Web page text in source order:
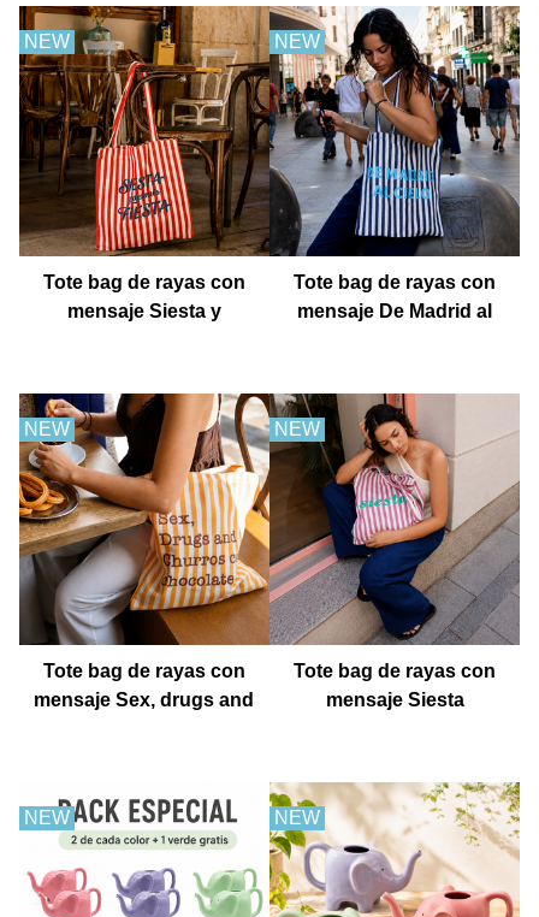
NEW
Tote bag de rayas con
mensaje Siesta y
NEW
Tote bag de rayas con
mensaje De Madrid al
NEW
Tote bag de rayas con
mensaje Sex, drugs and
NEW
Tote bag de rayas con
mensaje Siesta
NEW NEW